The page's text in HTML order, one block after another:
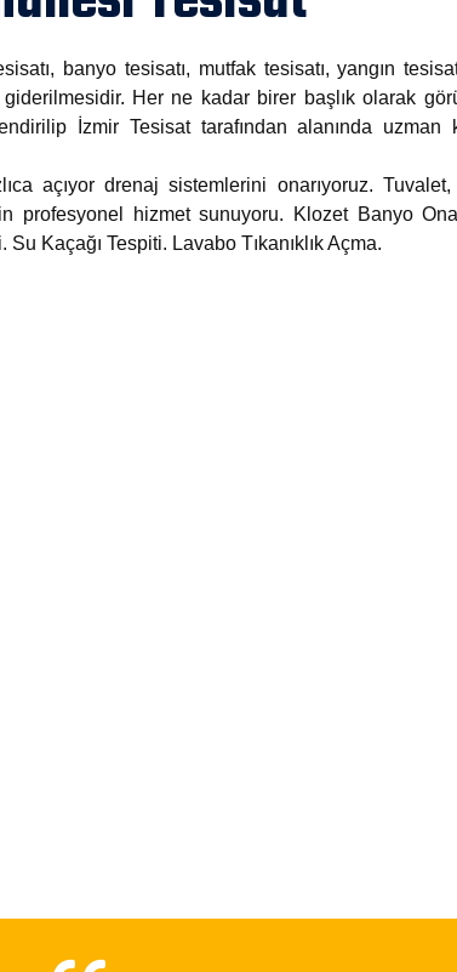
banyo tesisatı, mutfak tesisatı, yangın
Her ne kadar birer başlık olarak
İzmir Tesisat tarafından alanında uzman
açıyor drenaj sistemlerini onarıyoruz.
profesyonel hizmet sunuyoru. Klozet Banyo
Kaçağı Tespiti. Lavabo Tıkanıklık Açma.